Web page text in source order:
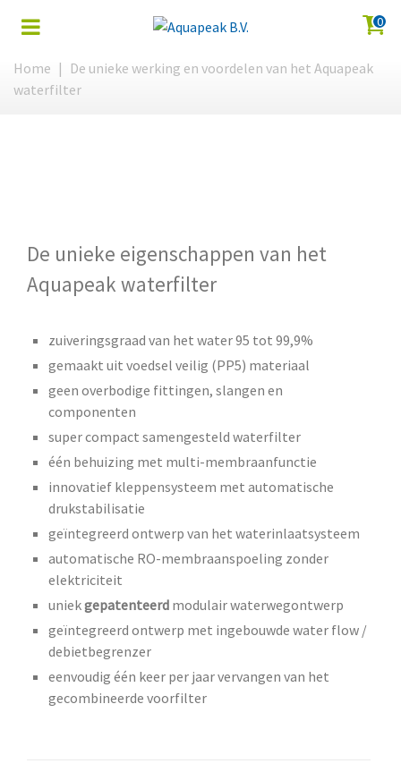
0
Home | De unieke werking en voordelen van het Aquapeak
waterfilter
De unieke eigenschappen van het
Aquapeak waterfilter
zuiveringsgraad van het water 95 tot 99,9%
gemaakt uit voedsel veilig (PP5) materiaal
geen overbodige fittingen, slangen en
componenten
super compact samengesteld waterfilter
één behuizing met multi-membraanfunctie
innovatief kleppensysteem met automatische
drukstabilisatie
geïntegreerd ontwerp van het waterinlaatsysteem
automatische RO-membraanspoeling zonder
elektriciteit
uniekgepatenteerd modulair waterwegontwerp
geïntegreerd ontwerp met ingebouwde water flow /
debietbegrenzer
eenvoudig één keer per jaar vervangen van het
gecombineerde voorfilter